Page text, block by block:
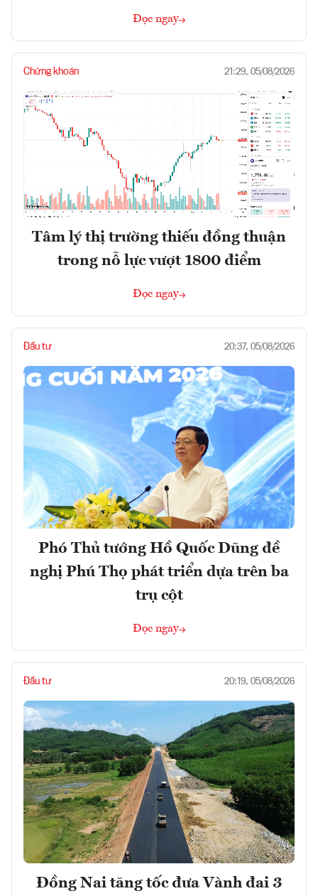
Đọc ngay
Chứng khoán 21:29, 05/08/2026
Tâm lý thị trường thiếu đồng thuận
trong nỗ lực vượt 1800 điểm
Đọc ngay
Đầu tư 20:37, 05/08/2026
Phó Thủ tướng Hồ Quốc Dũng đề
nghị Phú Thọ phát triển dựa trên ba
trụ cột
Đọc ngay
Đầu tư 20:19, 05/08/2026
Đồng Nai tăng tốc đưa Vành đai 3